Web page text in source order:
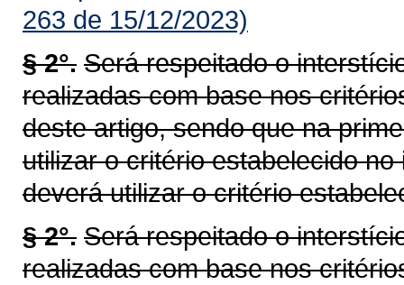
263 de 15/12/2023)
§ 2°. Será respeitado o
realizadas com base nos
deste artigo, sendo que na
utilizar o critério estabelecido
deverá utilizar o critério
§ 2°. Será respeitado o
realizadas com base nos